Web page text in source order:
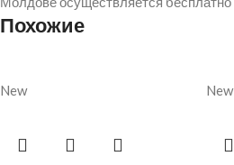
Похожие
New New